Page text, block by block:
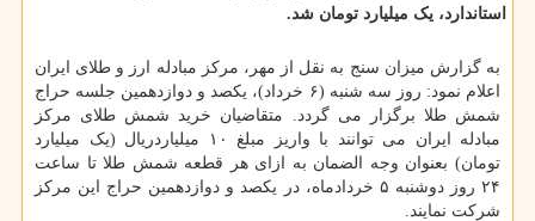
استاندارد، یک میلیارد تومان شد.
به گزارش میزان سنج به نقل از مهر، مرکز مبادله ارز و طلای ایران
اعلام نمود: روز سه شنبه (۶ خرداد)، یکصد و دوازدهمین جلسه حراج
شمش طلا برگزار می گردد. متقاضیان خرید شمش طلای مرکز
مبادله ایران می توانند با واریز مبلغ ۱۰ میلیاردریال (یک میلیارد
تومان) بعنوان وجه الضمان به ازای هر قطعه شمش طلا تا ساعت
۲۴ روز دوشنبه ۵ خردادماه، در یکصد و دوازدهمین حراج این مرکز
شرکت نمایند.